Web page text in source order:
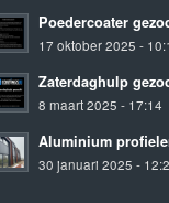
Poedercoater
17 oktober 2025 -
Zaterdaghulp
8 maart 2025 - 17:14
Aluminium
30 januari 2025 -